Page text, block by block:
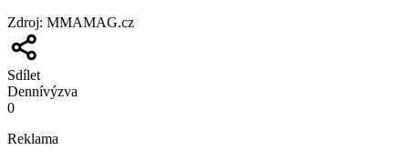
Zdroj: MMAMAG.cz
Sdílet
Dennívýzva
0
Reklama